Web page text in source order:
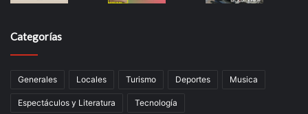
Categorías
Generales Locales Turismo Deportes Musica
Espectáculos y Literatura Tecnología